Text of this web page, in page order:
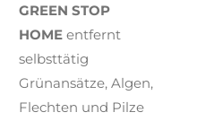
GREEN STOP
HOME entfernt
selbsttätig
Grünansätze, Algen,
Flechten und Pilze